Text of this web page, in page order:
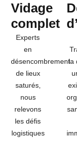
Vidage
complet
Experts
en
désencombrement
de lieux
saturés,
nous
relevons
les défis
logistiques
la